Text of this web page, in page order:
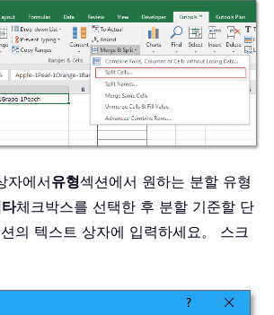
자에서유형섹션에서 원하는 분할 유형
체크박스를 선택한 후 분할 기준할 단
의 텍스트 상자에 입력하세요。 스크